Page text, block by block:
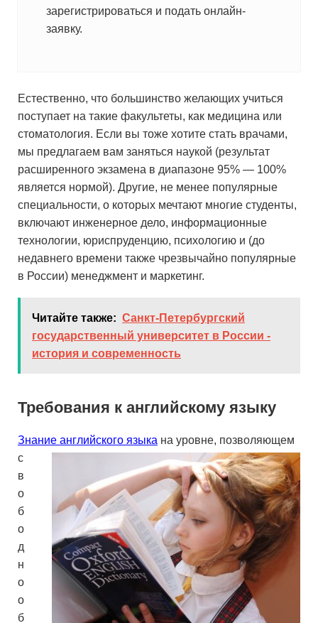
зарегистрироваться и подать онлайн-
заявку.
Естественно, что большинство желающих учиться
поступает на такие факультеты, как медицина или
стоматология. Если вы тоже хотите стать врачами,
мы предлагаем вам заняться наукой (результат
расширенного экзамена в диапазоне 95% — 100%
является нормой). Другие, не менее популярные
специальности, о которых мечтают многие студенты,
включают инженерное дело, информационные
технологии, юриспруденцию, психологию и (до
недавнего времени также чрезвычайно популярные
в России) менеджмент и маркетинг.
Читайте также: Санкт-Петербургский
государственный университет в России -
история и современность
Требования к английскому языку
Знание английского языка на уровне, позволяющем
с
в
о
б
о
д
н
о
о
б